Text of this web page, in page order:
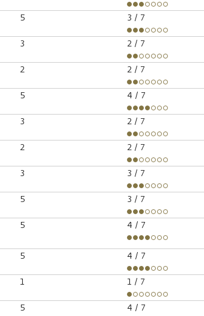
5 3 / 7
3 2 / 7
2 2 / 7
5 4 / 7
3 2 / 7
2 2 / 7
3 3 / 7
5 3 / 7
5 4 / 7
5 4 / 7
1 1 / 7
5 4 / 7